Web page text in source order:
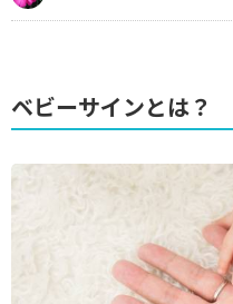
ベビーサインとは？